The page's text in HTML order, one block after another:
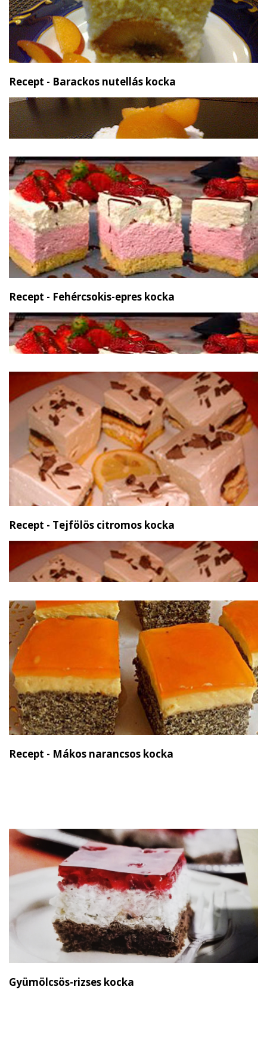
Recept - Barackos nutellás kocka
Recept - Fehércsokis-epres kocka
Recept - Tejfölös citromos kocka
Recept - Mákos narancsos kocka
Gyümölcsös-rizses kocka